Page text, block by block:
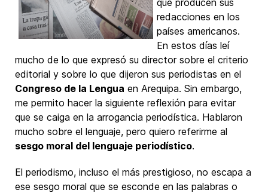
que producen sus
redacciones en los
países americanos.
En estos días leí
mucho de lo que expresó su director sobre el criterio
editorial y sobre lo que dijeron sus periodistas en el
Congreso de la Lengua en Arequipa. Sin embargo,
me permito hacer la siguiente reflexión para evitar
que se caiga en la arrogancia periodística. Hablaron
mucho sobre el lenguaje, pero quiero referirme al
sesgo moral del lenguaje periodístico.
El periodismo, incluso el más prestigioso, no escapa a
ese sesgo moral que se esconde en las palabras o